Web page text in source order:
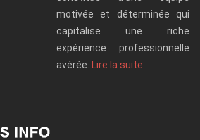
motivée et déterminée qui
capitalise une riche
expérience professionnelle
avérée.
Lire la suite..